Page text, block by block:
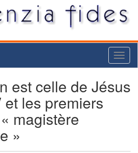
est celle de Jésus
et les premiers
magistère
»